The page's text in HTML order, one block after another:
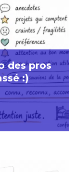
des pros
:)